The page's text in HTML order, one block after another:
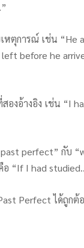
ตุการณ์ เช่น “He
before he
งอ้างอิง เช่น “I
perfect” กับ
“If I had
Perfect ได้ถูกต้